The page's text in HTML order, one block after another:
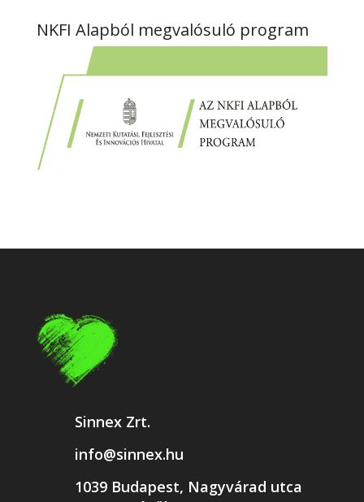
NKFI Alapból megvalósuló program
Sinnex Zrt.
info@sinnex.hu
1039 Budapest, Nagyvárad utca